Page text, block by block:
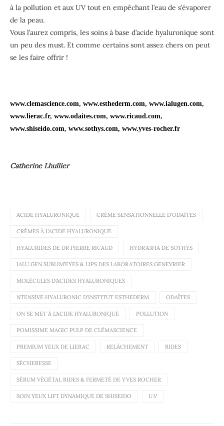
à la pollution et aux UV tout en empêchant l’eau de s’évaporer
de la peau.
Vous l’aurez compris, les soins à base d’acide hyaluronique sont
un peu des must. Et comme certains sont assez chers on peut
se les faire offrir !
www.clemascience.com, www.esthederm.com, www.ialugen.com,
www.lierac.fr, www.odaites.com, www.ricaud.com,
www.shiseido.com, www.sothys.com, www.yves-rocher.fr
Catherine Lhullier
ACIDE HYALURONIQUE CRÈME SENSATIONNELLE D’ODAÏTES
CRÈMES À L'ACIDE HYALURONIQUE
HYALURIDES DE DR PIERRE RICAUD HYDRA3HA DE SOTHYS
IALU GEN SUBLIM’EYES & LIPS DES LABORATOIRES GENEVRIER
MOLÉCULES D'ACIDES HYALURONIQUES
NTENSIVE HYALURONIC D’INSTITUT ESTHEDERM ODAÏTES
ON SE MET À L'ACIDE HYALURONIQUE POLLUTION
POMISSIME MAGIC PULP DE CLÉMASCIENCE
PREMIUM YEUX DE LIERAC RELÂCHEMENT RIDES
SÈCHERESSE
SÉRUM VÉGÉTAL RIDES & FERMETÉ DE YVES ROCHER
SOIN YEUX LIFT DYNAMIQUE DE SHISEIDO U.V